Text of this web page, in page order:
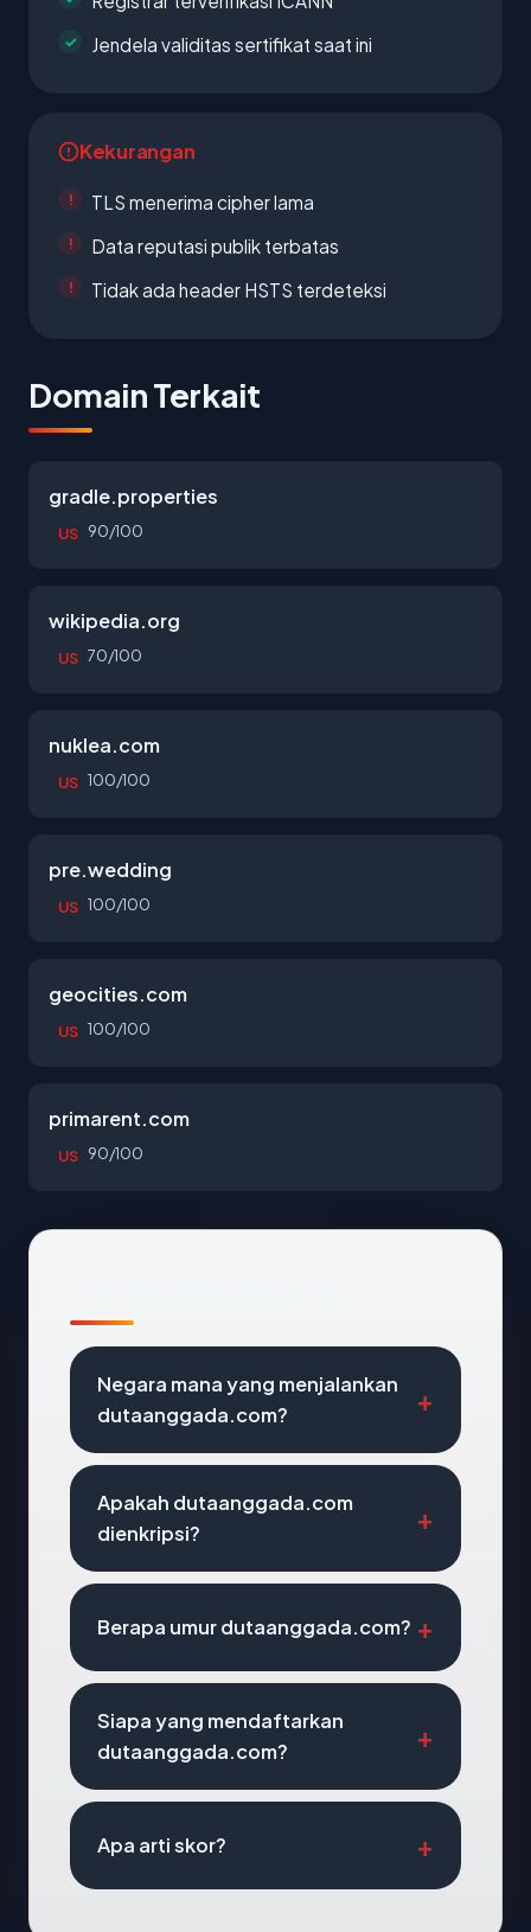
Jendela validitas sertifikat saat ini
Kekurangan
TLS menerima cipher lama
Data reputasi publik terbatas
Tidak ada header HSTS terdeteksi
Domain Terkait
gradle.properties
US 90/100
wikipedia.org
US 70/100
nuklea.com
US 100/100
pre.wedding
US 100/100
geocities.com
US 100/100
primarent.com
US 90/100
Negara mana yang menjalankan
dutaanggada.com?
Apakah dutaanggada.com
dienkripsi?
Berapa umur dutaanggada.com?
Siapa yang mendaftarkan
dutaanggada.com?
Apa arti skor?